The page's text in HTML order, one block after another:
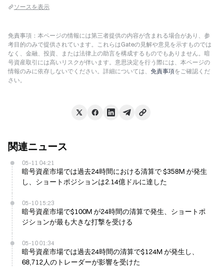
ソースを表示
免責事項：本ページの情報には第三者提供の内容が含まれる場合があり、参
考目的のみで提供されています。これらはGateの見解や意見を示すものでは
なく、金融、投資、または法律上の助言を構成するものでもありません。暗
号資産取引には高いリスクが伴います。意思決定を行う際には、本ページの
情報のみに依存しないでください。詳細については、 免責事項をご確認くだ
さい。
関連ニュース
05-11 04:21
暗号資産市場では過去24時間における清算で $358M が発生
し、ショートポジションは2.14億ドルに達した
05-10 15:23
暗号資産市場で$100M が24時間の清算で発生、ショートポ
ジションが最も大きな打撃を受ける
05-10 01:34
暗号資産市場では過去24時間の清算で$124M が発生し、
68,712人のトレーダーが影響を受けた